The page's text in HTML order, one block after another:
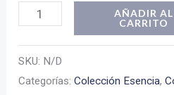
Vestido
cantidad
AÑADIR AL
CARRITO
SKU: N/D
Categorías:Colección Esencia,